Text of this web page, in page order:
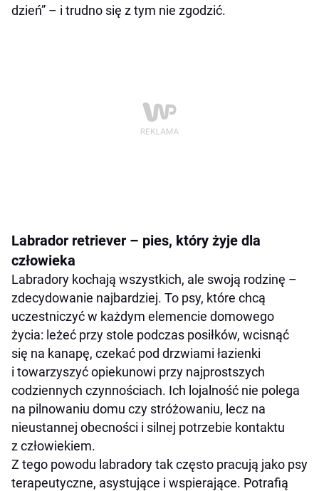
dzień” – i trudno się z tym nie zgodzić.
Labrador retriever – pies, który żyje dla
człowieka
Labradory kochają wszystkich, ale swoją rodzinę –
zdecydowanie najbardziej. To psy, które chcą
uczestniczyć w każdym elemencie domowego
życia: leżeć przy stole podczas posiłków, wcisnąć
się na kanapę, czekać pod drzwiami łazienki
i towarzyszyć opiekunowi przy najprostszych
codziennych czynnościach. Ich lojalność nie polega
na pilnowaniu domu czy stróżowaniu, lecz na
nieustannej obecności i silnej potrzebie kontaktu
z człowiekiem.
Z tego powodu labradory tak często pracują jako psy
terapeutyczne, asystujące i wspierające. Potrafią